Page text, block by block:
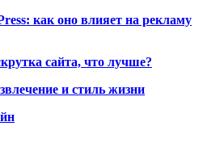
как оно влияет на рекламу
сайта, что лучше?
и стиль жизни